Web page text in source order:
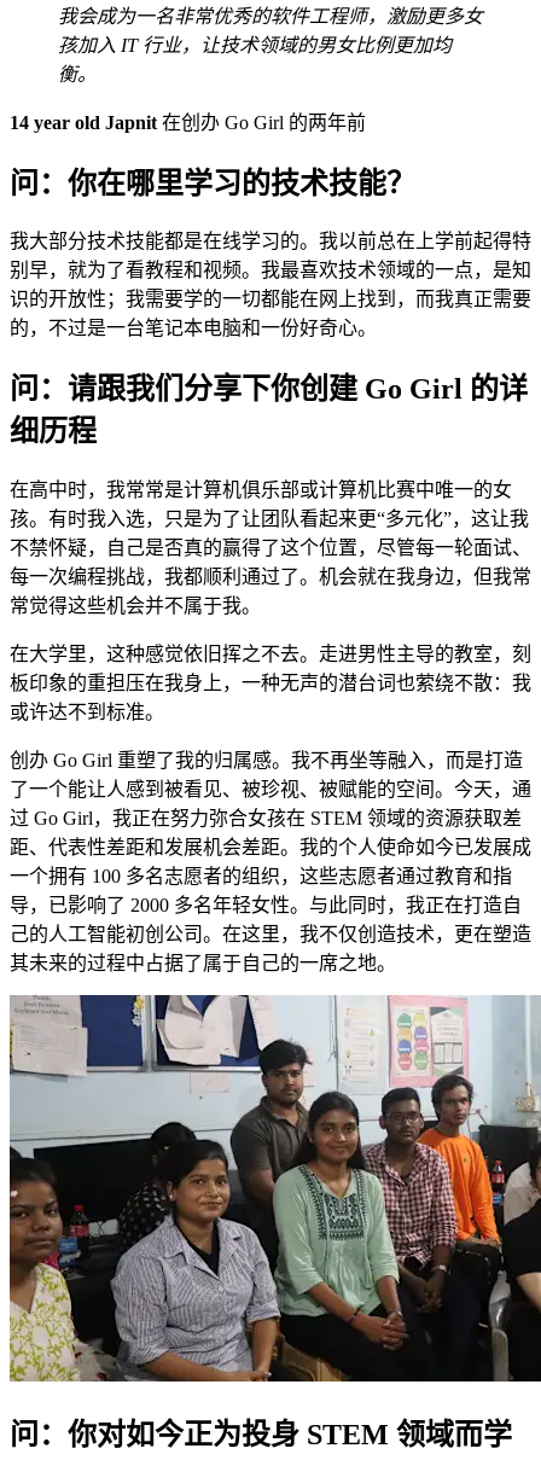
我会成为一名非常优秀的软件工程师，激励更多女
孩加入 IT 行业，让技术领域的男女比例更加均
衡。
14 year old Japnit 在创办 Go Girl 的两年前
问：你在哪里学习的技术技能？
我大部分技术技能都是在线学习的。我以前总在上学前起得特
别早，就为了看教程和视频。我最喜欢技术领域的一点，是知
识的开放性；我需要学的一切都能在网上找到，而我真正需要
的，不过是一台笔记本电脑和一份好奇心。
问：请跟我们分享下你创建 Go Girl 的详
细历程
在高中时，我常常是计算机俱乐部或计算机比赛中唯一的女
孩。有时我入选，只是为了让团队看起来更“多元化”，这让我
不禁怀疑，自己是否真的赢得了这个位置，尽管每一轮面试、
每一次编程挑战，我都顺利通过了。机会就在我身边，但我常
常觉得这些机会并不属于我。
在大学里，这种感觉依旧挥之不去。走进男性主导的教室，刻
板印象的重担压在我身上，一种无声的潜台词也萦绕不散：我
或许达不到标准。
创办 Go Girl 重塑了我的归属感。我不再坐等融入，而是打造
了一个能让人感到被看见、被珍视、被赋能的空间。今天，通
过 Go Girl，我正在努力弥合女孩在 STEM 领域的资源获取差
距、代表性差距和发展机会差距。我的个人使命如今已发展成
一个拥有 100 多名志愿者的组织，这些志愿者通过教育和指
导，已影响了 2000 多名年轻女性。与此同时，我正在打造自
己的人工智能初创公司。在这里，我不仅创造技术，更在塑造
其未来的过程中占据了属于自己的一席之地。
问：你对如今正为投身 STEM 领域而学